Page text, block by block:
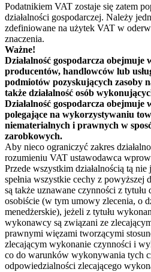
Podatnikiem VAT zostaje się zatem
działalności gospodarczej. Należy
zdefiniowane na użytek VAT w
znaczenia.
Ważne!
Działalność gospodarcza obejmuje
producentów, handlowców lub
podmiotów pozyskujących zasoby
także działalność osób
Działalność gospodarcza obejmuje
polegające na wykorzystywaniu
niematerialnych i prawnych w
zarobkowych.
Aby nieco ograniczyć zakres
rozumieniu VAT ustawodawca
Przede wszystkim działalnością tą
spełnia wszystkie cechy z powyższej
są także uznawane czynności z
osobiście (w tym umowy zlecenia, o
menedżerskie), jeżeli z tytułu
wykonawcy są związani ze
prawnymi więzami tworzącymi
zlecającym wykonanie czynności i
co do warunków wykonywania tych
odpowiedzialności zlecającego